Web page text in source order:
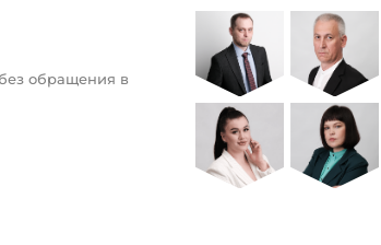
обращения в